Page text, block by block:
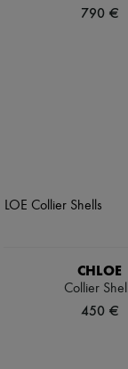
790 €
CHLOE
Collier
450 €